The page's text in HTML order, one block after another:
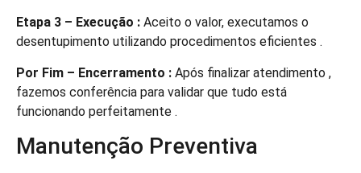
Etapa 3 – Execução : Aceito o valor, executamos o
desentupimento utilizando procedimentos eficientes .
Por Fim – Encerramento : Após finalizar atendimento ,
fazemos conferência para validar que tudo está
funcionando perfeitamente .
Manutenção Preventiva